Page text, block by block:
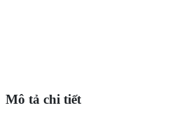
Mô tả chi tiết